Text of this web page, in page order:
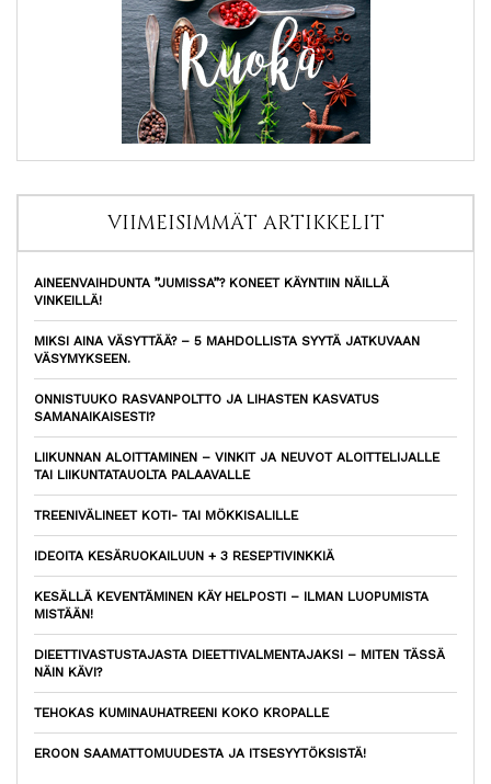
VIIMEISIMMÄT ARTIKKELIT
AINEENVAIHDUNTA ”JUMISSA”? KONEET KÄYNTIIN NÄILLÄ
VINKEILLÄ!
MIKSI AINA VÄSYTTÄÄ? – 5 MAHDOLLISTA SYYTÄ JATKUVAAN
VÄSYMYKSEEN.
ONNISTUUKO RASVANPOLTTO JA LIHASTEN KASVATUS
SAMANAIKAISESTI?
LIIKUNNAN ALOITTAMINEN – VINKIT JA NEUVOT ALOITTELIJALLE
TAI LIIKUNTATAUOLTA PALAAVALLE
TREENIVÄLINEET KOTI- TAI MÖKKISALILLE
IDEOITA KESÄRUOKAILUUN + 3 RESEPTIVINKKIÄ
KESÄLLÄ KEVENTÄMINEN KÄY HELPOSTI – ILMAN LUOPUMISTA
MISTÄÄN!
DIEETTIVASTUSTAJASTA DIEETTIVALMENTAJAKSI – MITEN TÄSSÄ
NÄIN KÄVI?
TEHOKAS KUMINAUHATREENI KOKO KROPALLE
EROON SAAMATTOMUUDESTA JA ITSESYYTÖKSISTÄ!